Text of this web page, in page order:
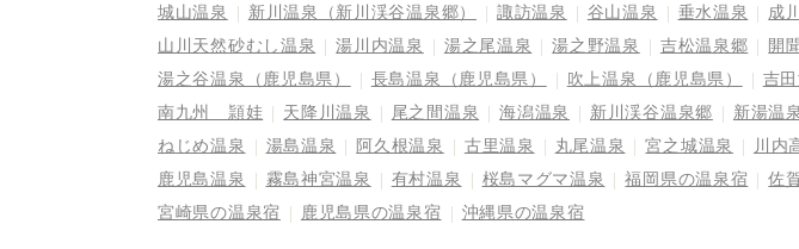
城山温泉
新川温泉（新川渓谷温泉郷） 諏訪温泉 谷山温泉 垂水温泉 成
山川天然砂むし温泉
湯川内温泉 湯之尾温泉 湯之野温泉 吉松温泉郷 開
湯之谷温泉（鹿児島県）
長島温泉（鹿児島県） 吹上温泉（鹿児島県） 吉
南九州 頴娃
天降川温泉 尾之間温泉 海潟温泉 新川渓谷温泉郷 新湯温泉
ねじめ温泉
湯島温泉 阿久根温泉 古里温泉 丸尾温泉 宮之城温泉 川内
鹿児島温泉
霧島神宮温泉 有村温泉 桜島マグマ温泉 福岡県の温泉宿 佐
宮崎県の温泉宿
鹿児島県の温泉宿 沖縄県の温泉宿